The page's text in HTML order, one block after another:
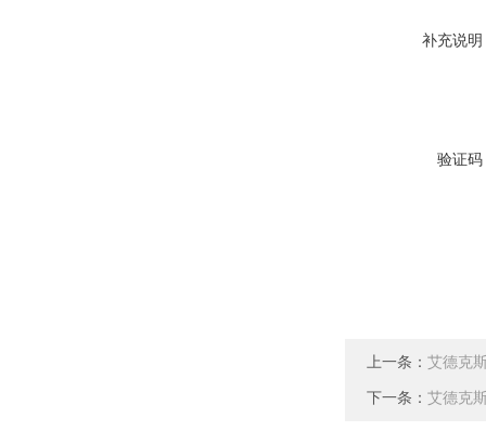
补充说明
验证码
上一条： 艾德克
下一条： 艾德克